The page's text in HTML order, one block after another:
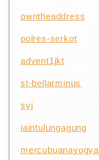
owntheaddress
polres-serkot
advent1jkt
st-bellarminus
syj
iaintulungagung
mercubuanayogya